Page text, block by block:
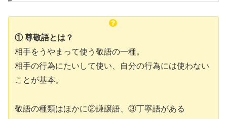
① 尊敬語とは？
相手をうやまって使う敬語の一種。
相手の行為にたいして使い、自分の行為には使わない
ことが基本。
敬語の種類はほかに②謙譲語、③丁寧語がある